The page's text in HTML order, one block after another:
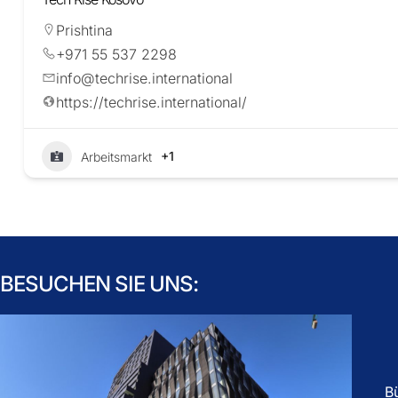
Prishtina
+971 55 537 2298
info@techrise.international
https://techrise.international/
Arbeitsmarkt +1
BESUCHEN SIE UNS: